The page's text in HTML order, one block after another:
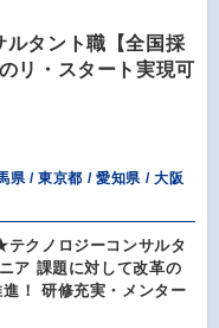
タント職【全国採
リ・スタート実現可
県 / 東京都 / 愛知県 / 大阪
クノロジーコンサルタ
ア 課題に対して改革の
！ 研修充実・メンター